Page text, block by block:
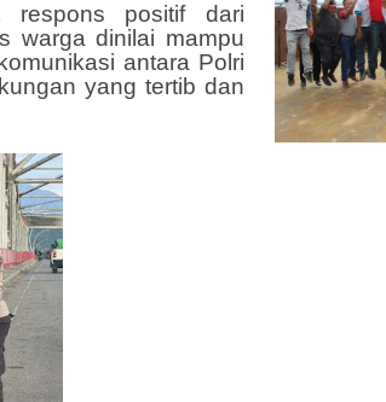
respons positif dari
warga dinilai mampu
antara Polri
yang tertib dan